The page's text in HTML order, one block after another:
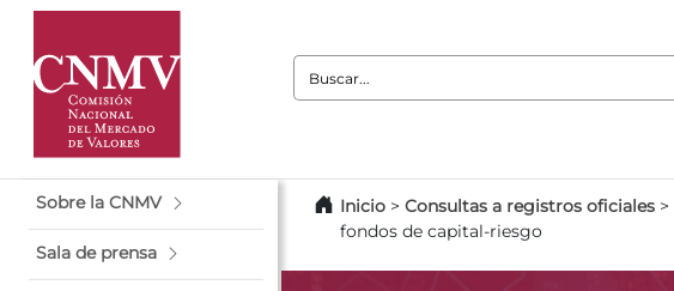
Buscar:
Sobre la CNMV
Sala de prensa
Inicio > Consultas a registros oficiales >
fondos de capital-riesgo